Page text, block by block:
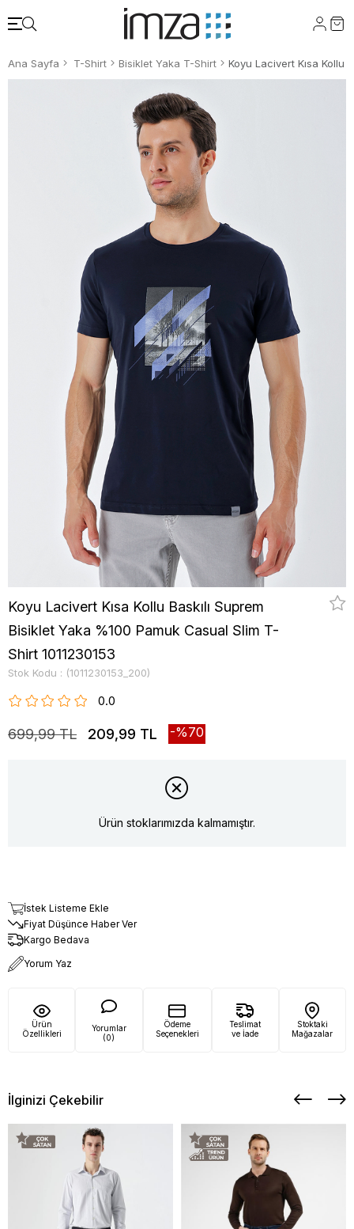
Ana Sayfa T-Shirt Bisiklet Yaka T-Shirt
Koyu Lacivert Kısa Kollu Baskılı Suprem
Bisiklet Yaka %100 Pamuk Casual Slim T-
Shirt 1011230153
Stok Kodu (1011230153_200)
0.0
699,99 TL 209,99 TL 70
Ürün stoklarımızda kalmamıştır.
İstek Listeme Ekle
Fiyat Düşünce Haber Ver
Kargo Bedava
Yorum Yaz
Ürün
Özellikleri
Yorumlar
(0)
Ödeme
Seçenekleri
Teslimat
ve İade
Stoktaki
Mağazalar
İlginizi Çekebilir